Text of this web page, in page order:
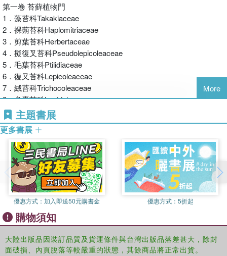
第一卷 苔蘚植物門
1．藻苔科Takakiaceae
2．裸蒴苔科Haplomitriaceae
3．剪葉苔科Herbertaceae
4．擬復叉苔科Pseudolepicoleaceae
5．毛葉苔科Ptilidiaceae
6．復又苔科Lepicoleaceae
7．絨苔科Trichocoleaceae
8．多囊苔科Lepidolaenaceae
9．指葉苔科Lepidoziaceae
10．護蒴苔科Calypogeiaceae
11．裂葉苔科Lophoziaceae
12．葉苔科Jungermanniaceae
13．全萼苔科Gymnomitriaceae
14．小袋苔科Balantiopsidaceae
15．合葉苔科Scapaniaceae
16．地萼苔科Geocalycaceae
17．羽苔科Plagiochilaceae
18．阿氏苔科Arnelliaceae
19．頂苞苔科Acrobolbaceae
20．兔耳苔科Antheliaceae
21．大萼苔科Cephaloziaceae
More
主題書展
更多書展
優惠方式： 加入即送50元購書金 優惠方式： 5折起
購物須知
大陸出版品因裝訂品質及貨運條件與台灣出版品落差甚大，除封
面破損、內頁脫落等較嚴重的狀態，其餘商品將正常出貨。